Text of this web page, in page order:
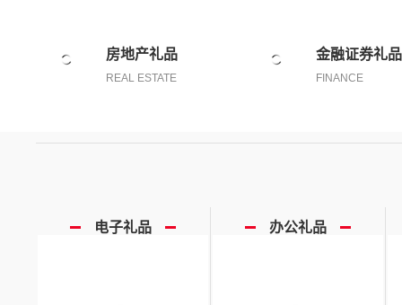
房地产礼品
REAL ESTATE
金融证券礼品
FINANCE
电子礼品 办公礼品